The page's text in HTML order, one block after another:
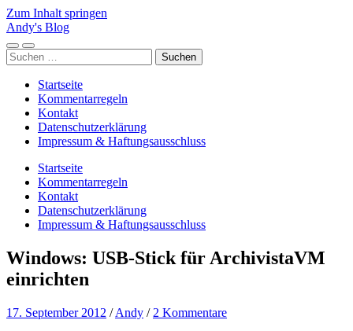
Zum Inhalt springen
Andy's Blog
Mobile-
Menü
Suchfeld
ein-/ausblenden
Suchen
nach:
Startseite
Kommentarregeln
Kontakt
Datenschutzerklärung
Impressum & Haftungsausschluss
Startseite
Kommentarregeln
Kontakt
Datenschutzerklärung
Impressum & Haftungsausschluss
Windows: USB-Stick für ArchivistaVM
einrichten
17. September 2012 /Andy / 2 Kommentare